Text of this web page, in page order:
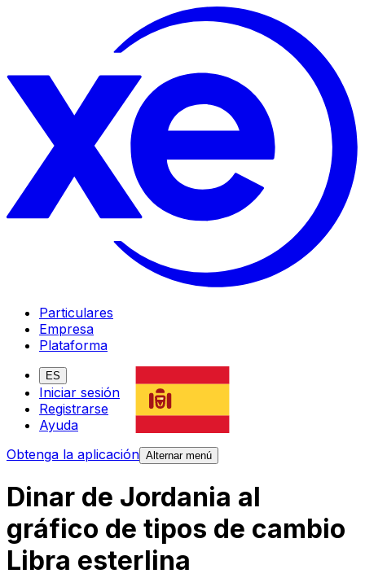
Particulares
Empresa
Plataforma
ES
Iniciar sesión
Registrarse
Ayuda
Obtenga la aplicación Alternar menú
Dinar de Jordania al
gráfico de tipos de cambio
Libra esterlina